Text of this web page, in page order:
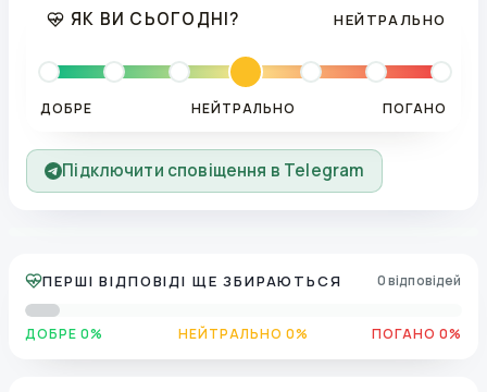
ЯК ВИ СЬОГОДНІ? НЕЙТРАЛЬНО
ДОБРЕ НЕЙТРАЛЬНО ПОГАНО
Підключити сповіщення в Telegram
ПЕРШІ ВІДПОВІДІ ЩЕ ЗБИРАЮТЬСЯ 0 відповідей
ДОБРЕ 0% НЕЙТРАЛЬНО 0% ПОГАНО 0%